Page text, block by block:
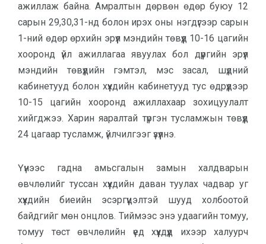
ажиллаж байна. Амралтын дөрвөн өдөр буюу 12
сарын 29,30,31-нд болон ирэх оны нэгдүгээр сарын
1-ний өдөр өрхийн эрүүл мэндийн төвүүд 10-16 цагийн
хооронд үйл ажиллагаа явуулах бол дүүргийн эрүүл
мэндийн төвүүдийн гэмтэл, мэс засал, шүдний
кабинетууд болон хүүхдийн кабинетууд тус өдрүүдээр
10-15 цагийн хооронд ажиллахаар зохицуулалт
хийгджээ. Харин яаралтай түргэн тусламжын төвүүд
24 цагаар тусламж, үйлчилгээг үзүүлнэ.
Үүнээс гадна амьсгалын замын халдварын
өвчлөлийг туссан хүүхдийн даван туулах чадвар уг
хүүхдийн биеийн эсэргүүцэлтэй шууд холбоотой
байдгийг мөн онцлов. Тиймээс энэ удаагийн томуу,
томуу төст өвчлөлийн үед хүүхдүүд ихээр халуурч